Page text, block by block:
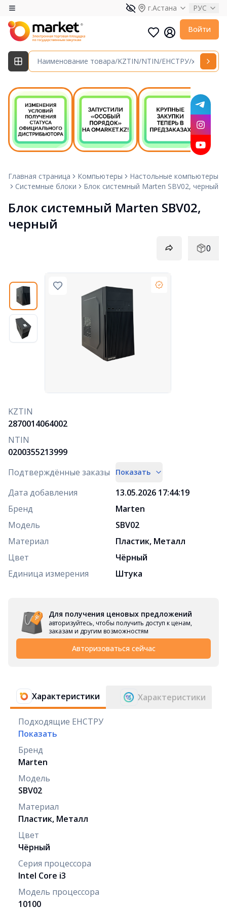
г.Астана РУС
Войти
Главная страница Компьютеры
Настольные компьютеры
Системные блоки
Блок системный Marten SBV02, черный
Блок системный Marten SBV02,
черный
0
KZTIN
2870014064002
NTIN
0200355213999
Подтверждённые заказы
Показать
Дата добавления
13.05.2026 17:44:19
Бренд
Marten
Модель
SBV02
Материал
Пластик, Металл
Цвет
Чёрный
Единица измерения
Штука
Для получения ценовых предложений
авторизуйтесь, чтобы получить доступ к ценам,
заказам и другим возможностям
Авторизоваться сейчас
Характеристики Характеристики
Подходящие ЕНСТРУ
Показать
Бренд
Marten
Модель
SBV02
Материал
Пластик, Металл
Цвет
Чёрный
Серия процессора
Intel Core i3
Модель процессора
10100